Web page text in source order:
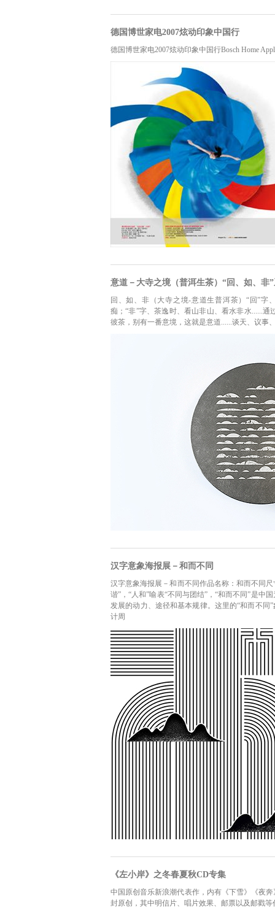
德国博世家电2007炫动印象中国行
德国博世家电2007炫动印象中国行Bosch Home
意道－大寺之境（普洱生茶）“回、如、非
回、如、非（大寺之境-意道生普洱茶）“回”字
痴；“非”字、茶逸时、看山非山、看水非水......
彼茶，别有一番意境，这就是意道......谈天、议事
汉字意象海报展－和而不同
汉字意象海报展－和而不同作品名称：和而不同尺
谐”，“人和”喻表“不同与团结”，“和而不同”是
发展的动力、途径和基本规律。这里的“和而不同
计周
《左小岸》之冬春夏秋CD专集
中国原创音乐新浪潮代表作，内有《下雪》《夜
封原创，其中明信片、唱片效果、邮票以及邮戳